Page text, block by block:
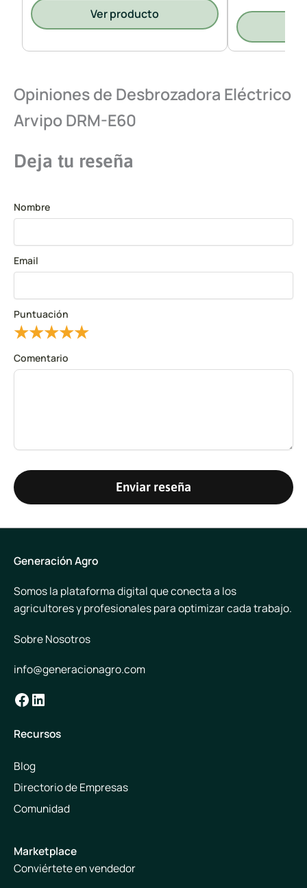
Ver producto
Opiniones de Desbrozadora Eléctrico
Arvipo DRM-E60
Deja tu reseña
Nombre
Email
Puntuación
★
★
★
★
★
Comentario
Enviar reseña
Generación Agro
Somos la plataforma digital que conecta a los
agricultores y profesionales para optimizar cada trabajo.
Sobre Nosotros
info@generacionagro.com
Facebook
LinkedIn
Recursos
Blog
Directorio de Empresas
Comunidad
Marketplace
Conviértete en vendedor